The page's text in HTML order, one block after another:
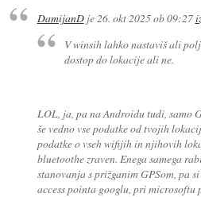
DamijanDje26. okt 2025 ob 09:27
V winsih lahko nastaviš ali
dostop do lokacije ali ne.
LOL, ja, pa na Androidu tudi, samo
še vedno vse podatke od tvojih
podatke o vseh wifijih in njihovih
bluetoothe zraven. Enega samega
stanovanja s prižganim GPSom, pa
access pointa googlu, pri microsoftu